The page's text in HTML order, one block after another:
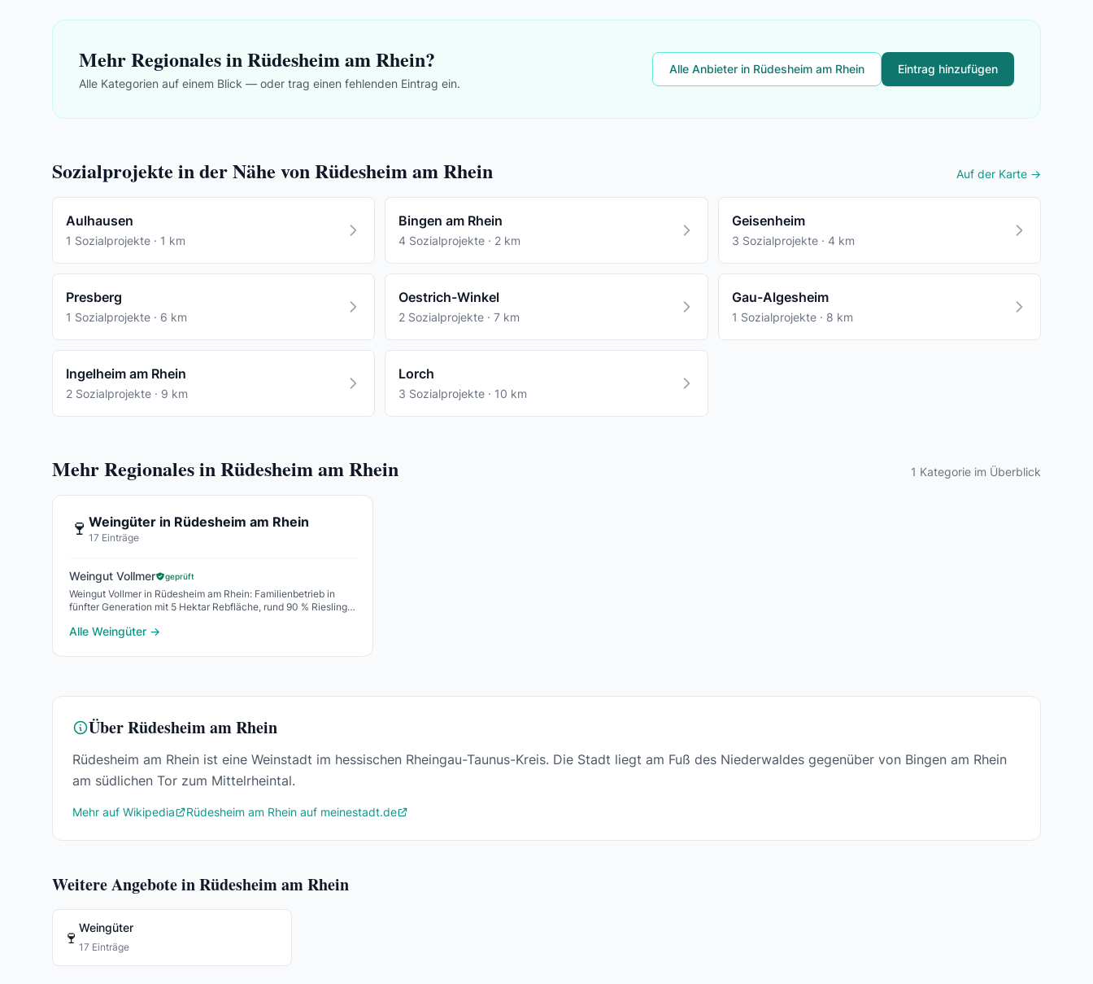
Mehr Regionales in Rüdesheim am Rhein?
Alle Kategorien auf einem Blick — oder trag einen fehlenden Eintrag ein.
Alle Anbieter in Rüdesheim am Rhein Eintrag hinzufügen
Sozialprojekte in der Nähe von Rüdesheim am Rhein Auf der Karte →
Aulhausen
1 Sozialprojekte · 1 km
Bingen am Rhein
4 Sozialprojekte · 2 km
Geisenheim
3 Sozialprojekte · 4 km
Presberg
1 Sozialprojekte · 6 km
Oestrich-Winkel
2 Sozialprojekte · 7 km
Gau-Algesheim
1 Sozialprojekte · 8 km
Ingelheim am Rhein
2 Sozialprojekte · 9 km
Lorch
3 Sozialprojekte · 10 km
Mehr Regionales in Rüdesheim am Rhein 1 Kategorie im Überblick
🍷 Weingüter in Rüdesheim am Rhein
17 Einträge
Weingut Vollmer geprüft
Weingut Vollmer in Rüdesheim am Rhein: Familienbetrieb in
fünfter Generation mit 5 Hektar Rebfläche, rund 90 % Riesling
Alle Weingüter →
Über Rüdesheim am Rhein
Rüdesheim am Rhein ist eine Weinstadt im hessischen Rheingau-Taunus-Kreis. Die Stadt liegt am Fuß des Niederwaldes gegenüber von Bingen am Rhein
am südlichen Tor zum Mittelrheintal.
Mehr auf Wikipedia Rüdesheim am Rhein auf meinestadt.de
Weitere Angebote in Rüdesheim am Rhein
🍷
Weingüter
17 Einträge